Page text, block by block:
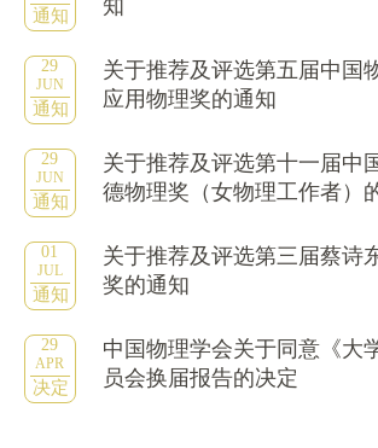
通知
知
29
JUN
通知
关于推荐及评选第五届中国
应用物理奖的通知
29
JUN
通知
关于推荐及评选第十一届中
德物理奖（女物理工作者）
01
JUL
通知
关于推荐及评选第三届蔡诗
奖的通知
29
APR
决定
中国物理学会关于同意《大
员会换届报告的决定